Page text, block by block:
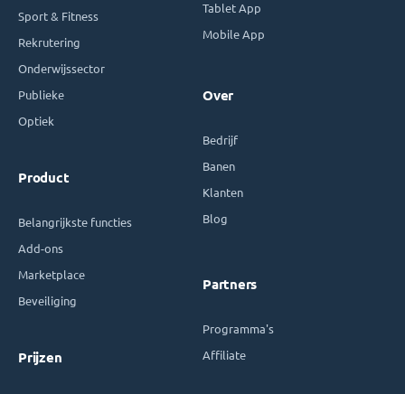
Sport & Fitness
Rekrutering
Onderwijssector
Publieke
Optiek
Product
Belangrijkste functies
Add-ons
Marketplace
Beveiliging
Prijzen
Tablet App
Mobile App
Over
Bedrijf
Banen
Klanten
Blog
Partners
Programma's
Affiliate